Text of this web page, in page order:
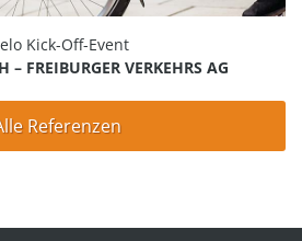
Kick-Off-Event
– FREIBURGER VERKEHRS AG
Referenzen